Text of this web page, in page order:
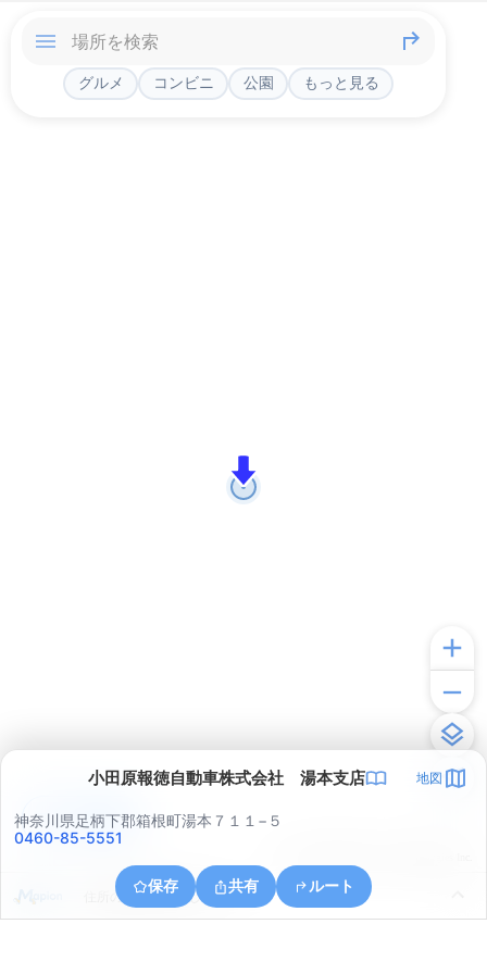
グルメ コンビニ 公園 もっと見る
小田原報徳自動車株式会社 湯本支店 地図
神奈川県足柄下郡箱根町湯本７１１−５
0460-85-5551
保存 共有 ルート
住所の取得に失敗しました
アプリで見る